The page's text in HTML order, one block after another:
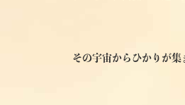
その宇宙からひかりが集